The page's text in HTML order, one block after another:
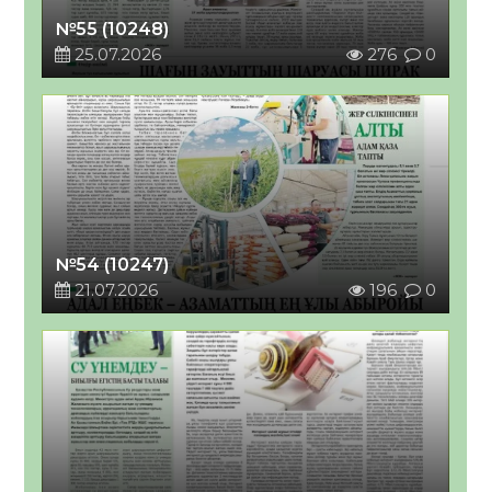
№55 (10248)
25.07.2026
276 0
№54 (10247)
21.07.2026
196 0